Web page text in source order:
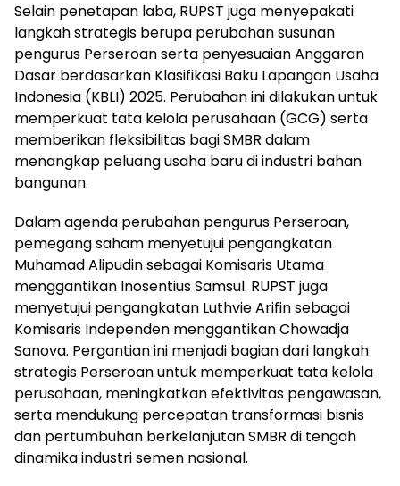
Selain penetapan laba, RUPST juga menyepakati
langkah strategis berupa perubahan susunan
pengurus Perseroan serta penyesuaian Anggaran
Dasar berdasarkan Klasifikasi Baku Lapangan Usaha
Indonesia (KBLI) 2025. Perubahan ini dilakukan untuk
memperkuat tata kelola perusahaan (GCG) serta
memberikan fleksibilitas bagi SMBR dalam
menangkap peluang usaha baru di industri bahan
bangunan.
Dalam agenda perubahan pengurus Perseroan,
pemegang saham menyetujui pengangkatan
Muhamad Alipudin sebagai Komisaris Utama
menggantikan Inosentius Samsul. RUPST juga
menyetujui pengangkatan Luthvie Arifin sebagai
Komisaris Independen menggantikan Chowadja
Sanova. Pergantian ini menjadi bagian dari langkah
strategis Perseroan untuk memperkuat tata kelola
perusahaan, meningkatkan efektivitas pengawasan,
serta mendukung percepatan transformasi bisnis
dan pertumbuhan berkelanjutan SMBR di tengah
dinamika industri semen nasional.